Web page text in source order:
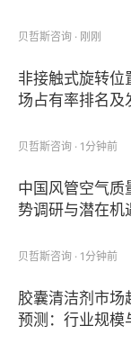
贝哲斯咨询 · 刚刚
非接触式旋转位
场占有率排名
贝哲斯咨询 · 1分钟前
中国风管空气质
势调研与潜在
贝哲斯咨询 · 1分钟前
胶囊清洁剂市场
预测：行业规模